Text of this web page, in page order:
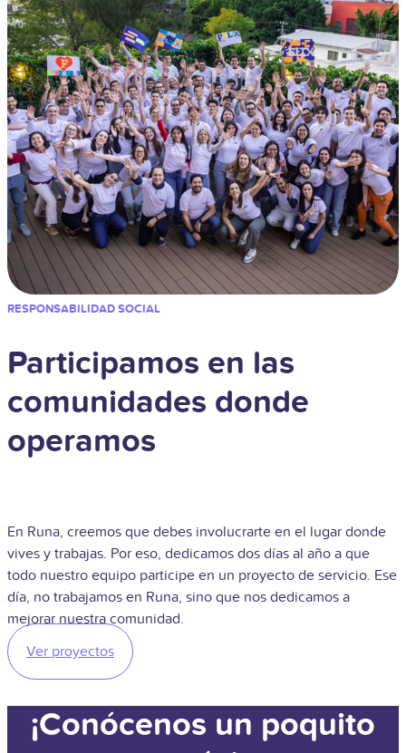
RESPONSABILIDAD SOCIAL
Participamos en las
comunidades donde
operamos
En Runa, creemos que debes involucrarte en el lugar donde
vives y trabajas. Por eso, dedicamos dos días al año a que
todo nuestro equipo participe en un proyecto de servicio. Ese
día, no trabajamos en Runa, sino que nos dedicamos a
mejorar nuestra comunidad.
Ver proyectos
¡Conócenos un poquito